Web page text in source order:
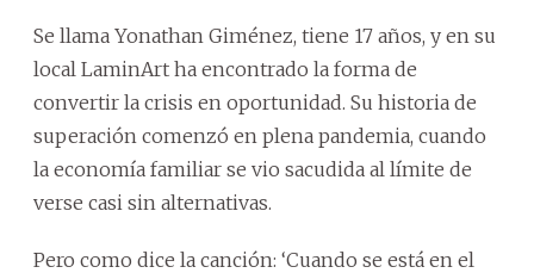
Se llama Yonathan Giménez, tiene 17 años, y en su
local LaminArt ha encontrado la forma de
convertir la crisis en oportunidad. Su historia de
superación comenzó en plena pandemia, cuando
la economía familiar se vio sacudida al límite de
verse casi sin alternativas.
Pero como dice la canción: ‘Cuando se está en el